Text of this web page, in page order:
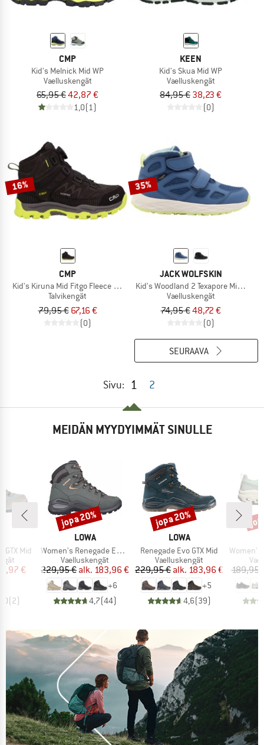
CMP
Kid's Melnick Mid WP
Vaelluskengät
65,95 €42,87 €
1,0(1)
KEEN
Kid's Skua Mid WP
Vaelluskengät
84,95 € 38,23 €
(0)
16%
CMP
Kid's Kiruna Mid Fitgo Fleece WP
Talvikengät
79,95 € 67,16 €
(0)
35%
JACK WOLFSKIN
Kid's Woodland 2 Texapore Mid VC
Vaelluskengät
74,95 €48,72 €
(0)
Sivu: 1 2
SEURAAVA
MEIDÄN MYYDYIMMÄT SINULLE
GTX Mid
hinta
€
(2)
MERKKI
LOWA
Tuote
Women's Renegade Evo GTX Mid
Tuoteryhmä
Vaelluskengät
Hinta
229,95 € Alennettu hinta
alk. 183,96 €
+6
4,7(44)
Alennus
jopa 20%
MERKKI
LOWA
Tuote
Renegade Evo GTX Mid
Tuoteryhmä
Vaelluskengät
Hinta
229,95 € Alennettu hinta
alk. 183,96 €
+5
4,6(39)
Alennus
jopa 20%
Tuote
Women's
189,95